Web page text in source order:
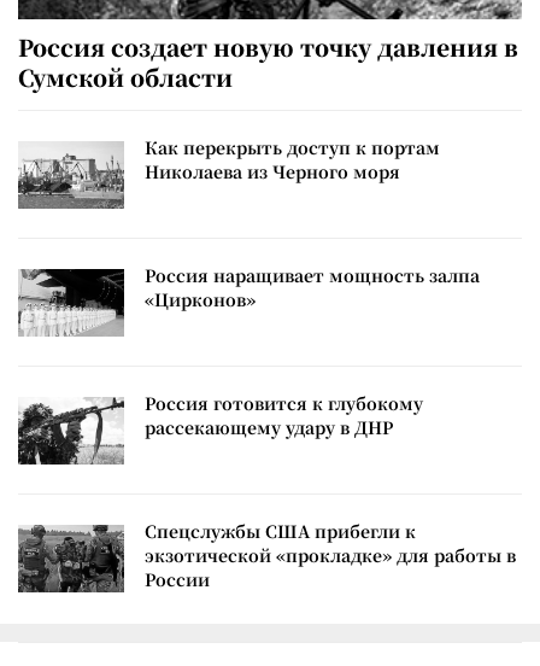
Россия создает новую точку давления в
Сумской области
Как перекрыть доступ к портам
Николаева из Черного моря
Россия наращивает мощность залпа
«Цирконов»
Россия готовится к глубокому
рассекающему удару в ДНР
Спецслужбы США прибегли к
экзотической «прокладке» для работы в
России